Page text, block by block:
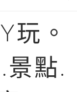
玩。
景點.